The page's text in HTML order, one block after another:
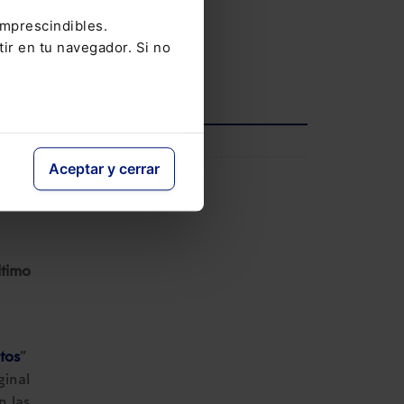
en tu navegador. Si no
Aceptar y cerrar
”